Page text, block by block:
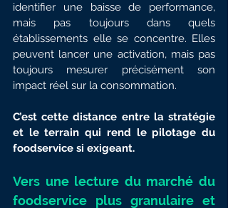
identifier une baisse de performance,
mais pas toujours dans quels
établissements elle se concentre. Elles
peuvent lancer une activation, mais pas
toujours mesurer précisément son
impact réel sur la consommation.
C’est cette distance entre la stratégie
et le terrain qui rend le pilotage du
foodservice si exigeant.
Vers une lecture du marché du
foodservice plus granulaire et